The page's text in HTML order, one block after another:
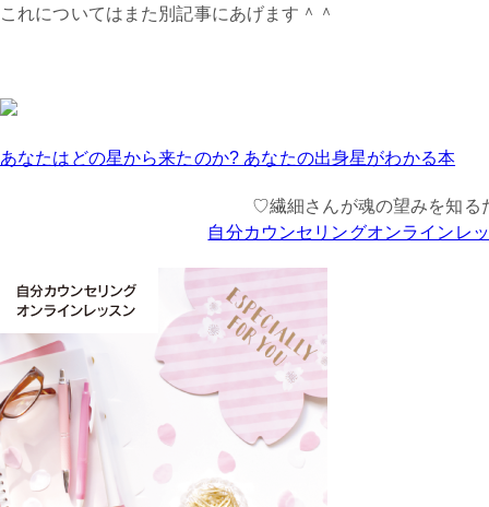
これについてはまた別記事にあげます＾＾
あなたはどの星から来たのか? あなたの出身星がわかる本
♡繊細さんが魂の望みを知る
自分カウンセリングオンラインレ